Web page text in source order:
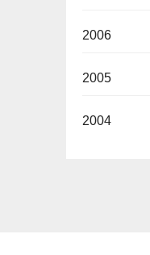
2006
2005
2004